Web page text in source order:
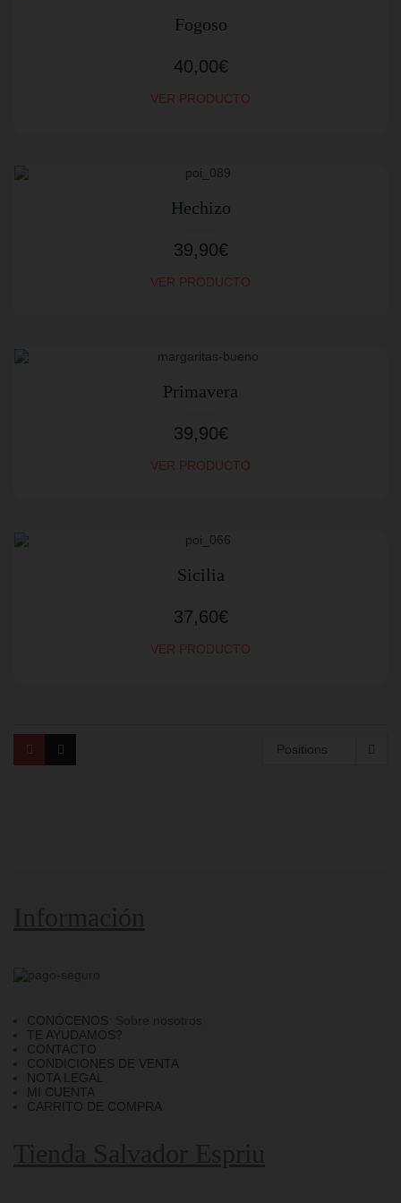
Fogoso
40,00€
VER PRODUCTO
Hechizo
39,90€
VER PRODUCTO
Primavera
39,90€
VER PRODUCTO
Sicilia
37,60€
VER PRODUCTO
Positions
CONÓCENOS
TE AYUDAMOS?
CONTACTO
CONDICIONES DE VENTA
NOTA LEGAL
MI CUENTA
CARRITO DE COMPRA